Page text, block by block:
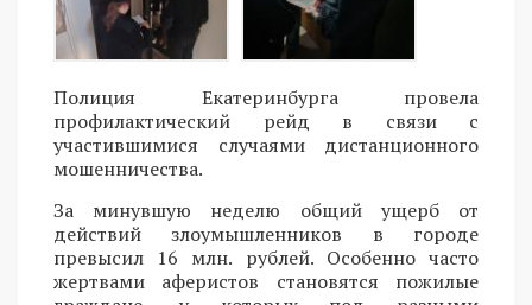
Полиция Екатеринбурга провела
профилактический рейд в связи с
участившимися случаями дистанционного
мошенничества.
За минувшую неделю общий ущерб от
действий злоумышленников в городе
превысил 16 млн. рублей. Особенно часто
жертвами аферистов становятся пожилые